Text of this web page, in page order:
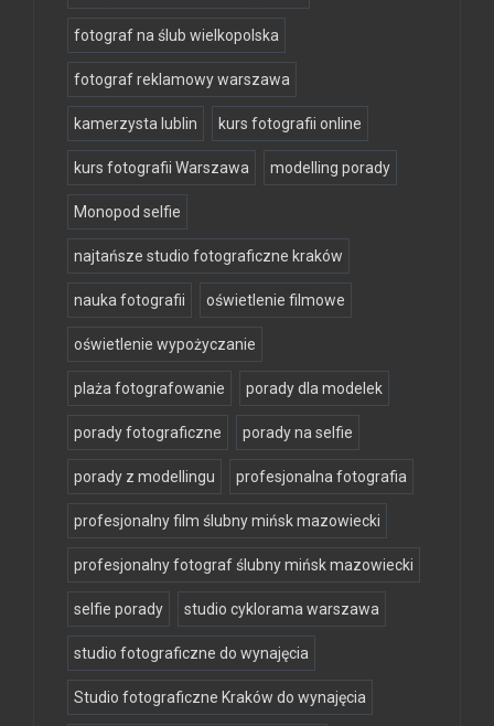
fotograf na ślub wielkopolska
fotograf reklamowy warszawa
kamerzysta lublin kurs fotografii online
kurs fotografii Warszawa modelling porady
Monopod selfie
najtańsze studio fotograficzne kraków
nauka fotografii oświetlenie filmowe
oświetlenie wypożyczanie
plaża fotografowanie porady dla modelek
porady fotograficzne porady na selfie
porady z modellingu profesjonalna fotografia
profesjonalny film ślubny mińsk mazowiecki
profesjonalny fotograf ślubny mińsk mazowiecki
selfie porady studio cyklorama warszawa
studio fotograficzne do wynajęcia
Studio fotograficzne Kraków do wynajęcia